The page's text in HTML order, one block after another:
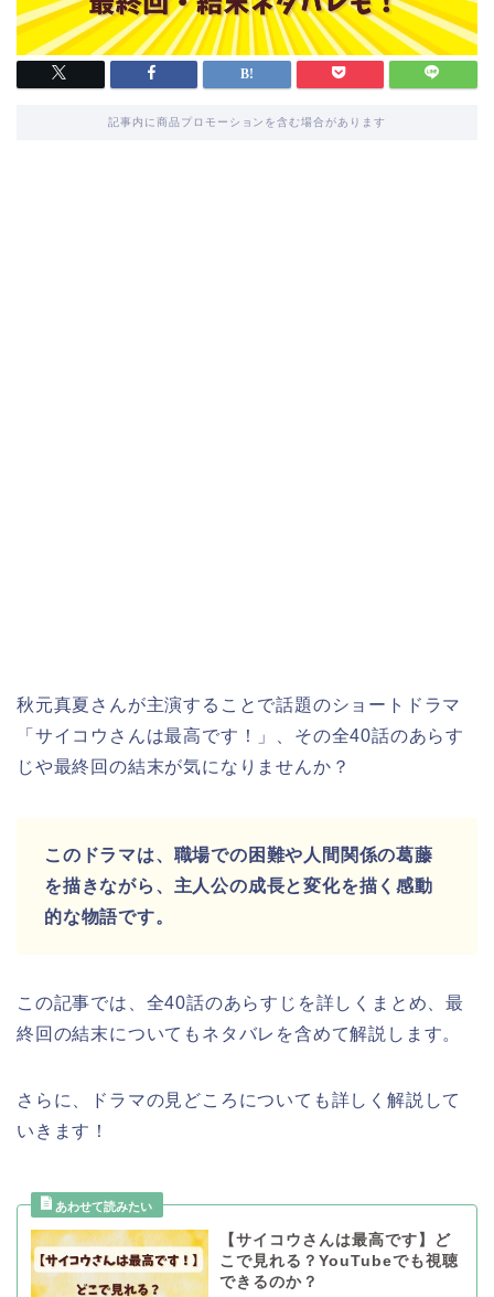
記事内に商品プロモーションを含む場合があります
秋元真夏さんが主演することで話題のショートドラマ
「サイコウさんは最高です！」、その全40話のあらす
じや最終回の結末が気になりませんか？
このドラマは、職場での困難や人間関係の葛藤
を描きながら、主人公の成長と変化を描く感動
的な物語です。
この記事では、全40話のあらすじを詳しくまとめ、最
終回の結末についてもネタバレを含めて解説します。
さらに、ドラマの見どころについても詳しく解説して
いきます！
【サイコウさんは最高です】ど
こで見れる？YouTubeでも視聴
できるのか？